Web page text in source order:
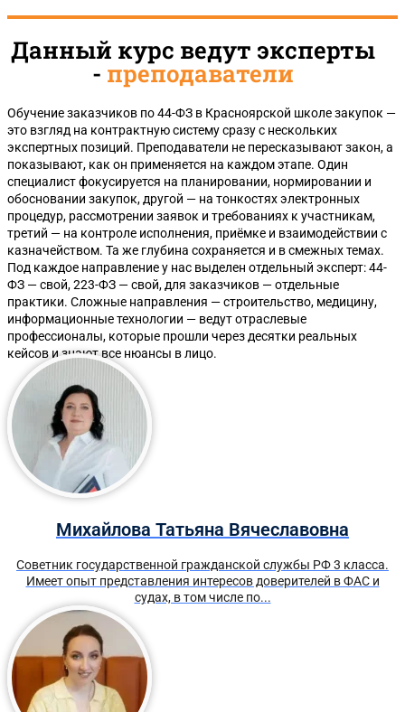
Данный курс ведут эксперты
- преподаватели
Обучение заказчиков по 44-ФЗ в Красноярской школе закупок —
это взгляд на контрактную систему сразу с нескольких
экспертных позиций. Преподаватели не пересказывают закон, а
показывают, как он применяется на каждом этапе. Один
специалист фокусируется на планировании, нормировании и
обосновании закупок, другой — на тонкостях электронных
процедур, рассмотрении заявок и требованиях к участникам,
третий — на контроле исполнения, приёмке и взаимодействии с
казначейством. Та же глубина сохраняется и в смежных темах.
Под каждое направление у нас выделен отдельный эксперт: 44-
ФЗ — свой, 223-ФЗ — свой, для заказчиков — отдельные
практики. Сложные направления — строительство, медицину,
информационные технологии — ведут отраслевые
профессионалы, которые прошли через десятки реальных
кейсов и знают все нюансы в лицо.
Михайлова Татьяна Вячеславовна
Советник государственной гражданской службы РФ 3 класса.
Имеет опыт представления интересов доверителей в ФАС и
судах, в том числе по...